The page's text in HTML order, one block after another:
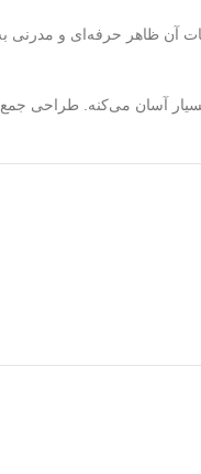
ظاهر حرفه‌ای و مدرنی به
آسان می‌کنه. طراحی